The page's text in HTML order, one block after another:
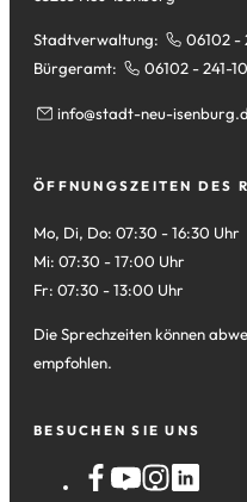
Stadtverwaltung:
06102 -
Bürgeramt:
06102 - 241-
info stadt-neu-isenburg
ÖFFNUNGSZEITEN DES
Mo, Di, Do: 07:30 - 16:30 Uhr
Mi: 07:30 - 17:00 Uhr
Fr: 07:30 - 13:00 Uhr
Die Sprechzeiten können
empfohlen.
BESUCHEN SIE UNS